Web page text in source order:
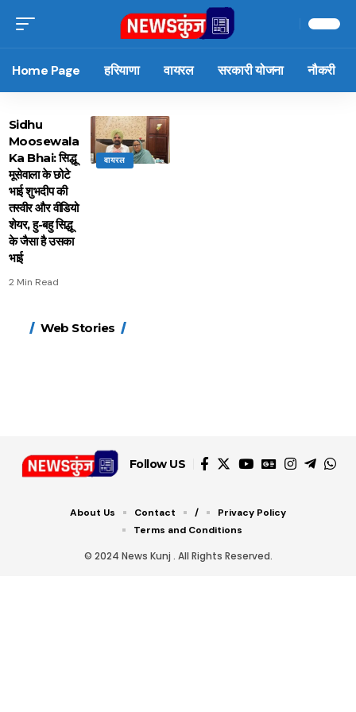
Home Page हरियाणा वायरल सरकारी योजना नौकरी
वायरल
Sidhu
Moosewala
Ka Bhai: सिद्धू
मूसेवाला के छोटे
भाई शुभदीप की
तस्वीर और वीडियो
शेयर, हु-बहु सिद्धू
के जैसा है उसका
भाई
2 Min Read
Web Stories
15 नवंबर से लागू होंगे
FASTag के ये नए नियम,
मोटापे को कम करने के लिए
Follow US
© 2024 News Kunj . All Rights Reserved.
About Us Contact /
Privacy Policy
Terms and Conditions